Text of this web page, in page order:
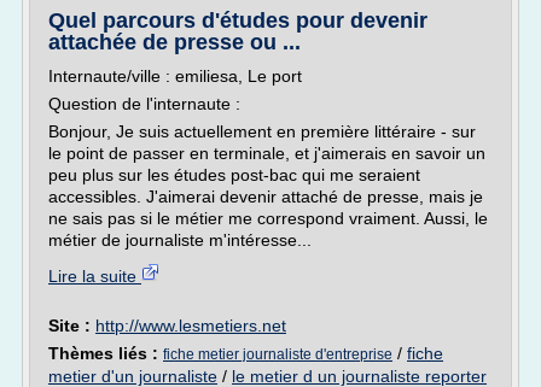
Quel parcours d'études pour devenir
attachée de presse ou ...
Internaute/ville : emiliesa, Le port
Question de l'internaute :
Bonjour, Je suis actuellement en première littéraire - sur
le point de passer en terminale, et j'aimerais en savoir un
peu plus sur les études post-bac qui me seraient
accessibles. J'aimerai devenir attaché de presse, mais je
ne sais pas si le métier me correspond vraiment. Aussi, le
métier de journaliste m'intéresse...
Lire la suite
Site : http://www.lesmetiers.net
Thèmes liés : fiche metier journaliste d'entreprise / fiche
metier d'un journaliste / le metier d un journaliste reporter